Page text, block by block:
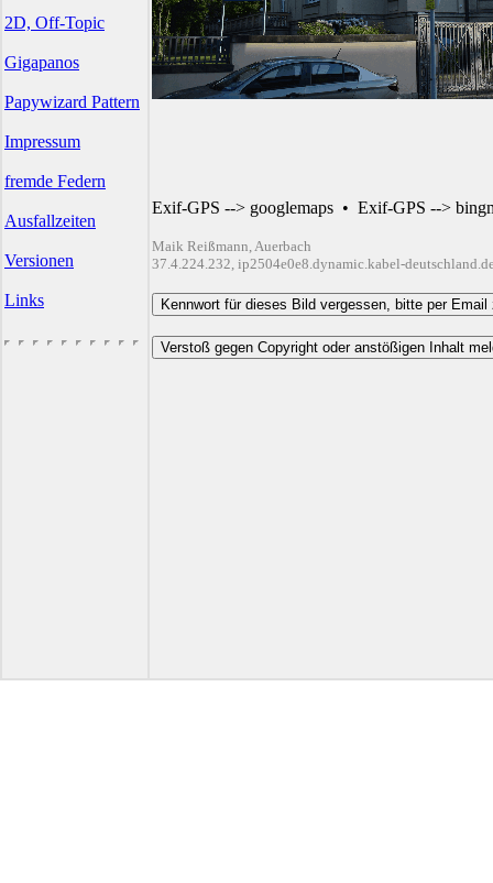
2D, Off-Topic
Gigapanos
Papywizard Pattern
Impressum
fremde Federn
Ausfallzeiten
Versionen
Links
Exif-GPS --> googlemaps • Exif-GPS -->
Maik Reißmann, Auerbach
37.4.224.232, ip2504e0e8.dynamic.kabel-